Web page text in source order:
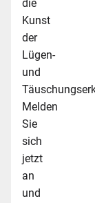
die
Kunst
der
Lügen-
und
Melden
Sie
sich
jetzt
an
und